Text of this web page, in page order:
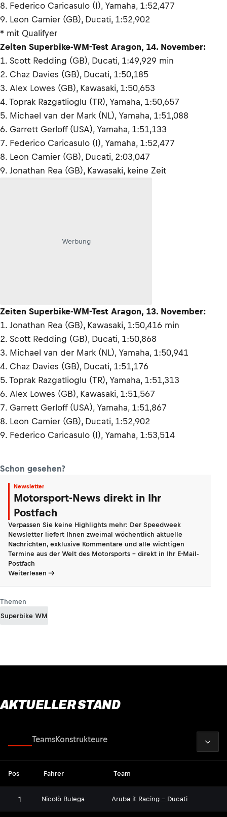
8. Federico Caricasulo (I), Yamaha, 1:52,477
9. Leon Camier (GB), Ducati, 1:52,902
* mit Qualifyer
Zeiten Superbike-WM-Test Aragon, 14. November:
1. Scott Redding (GB), Ducati, 1:49,929 min
2. Chaz Davies (GB), Ducati, 1:50,185
3. Alex Lowes (GB), Kawasaki, 1:50,653
4. Toprak Razgatlioglu (TR), Yamaha, 1:50,657
5. Michael van der Mark (NL), Yamaha, 1:51,088
6. Garrett Gerloff (USA), Yamaha, 1:51,133
7. Federico Caricasulo (I), Yamaha, 1:52,477
8. Leon Camier (GB), Ducati, 2:03,047
9. Jonathan Rea (GB), Kawasaki, keine Zeit
Werbung
Zeiten Superbike-WM-Test Aragon, 13. November:
1. Jonathan Rea (GB), Kawasaki, 1:50,416 min
2. Scott Redding (GB), Ducati, 1:50,868
3. Michael van der Mark (NL), Yamaha, 1:50,941
4. Chaz Davies (GB), Ducati, 1:51,176
5. Toprak Razgatlioglu (TR), Yamaha, 1:51,313
6. Alex Lowes (GB), Kawasaki, 1:51,567
7. Garrett Gerloff (USA), Yamaha, 1:51,867
8. Leon Camier (GB), Ducati, 1:52,902
9. Federico Caricasulo (I), Yamaha, 1:53,514
Schon gesehen?
Newsletter
Motorsport-News direkt in Ihr
Postfach
Verpassen Sie keine Highlights mehr: Der Speedweek
Newsletter liefert Ihnen zweimal wöchentlich aktuelle
Nachrichten, exklusive Kommentare und alle wichtigen
Termine aus der Welt des Motorsports - direkt in Ihr E-Mail-
Postfach
Weiterlesen
Themen
Superbike WM
AKTUELLER STAND
TeamsKonstrukteure
Pos Fahrer Team
1 Nicolò Bulega Aruba.it Racing - Ducati